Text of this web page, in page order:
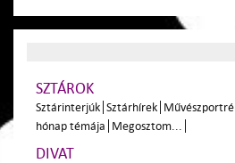
SZTÁROK
Sztárinterjúk Sztárhírek Művészportré
hónap témája Megosztom...
DIVAT